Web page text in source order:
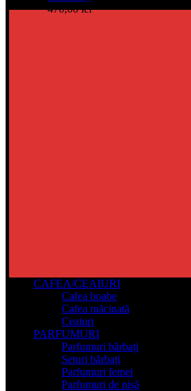
470,00lei
CAFEA/CEAIURI
Cafea boabe
Cafea măcinată
Ceaiuri
PARFUMURI
Parfumuri bărbați
Seturi bărbați
Parfumuri femei
Parfumuri de nișă